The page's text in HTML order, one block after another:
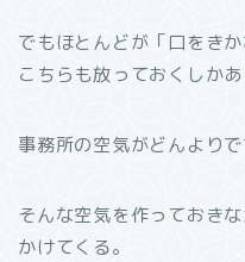
でもほとんどが「口をき
こちらも放っておくしかあ
事務所の空気がどんよりで
そんな空気を作っておき
かけてくる。